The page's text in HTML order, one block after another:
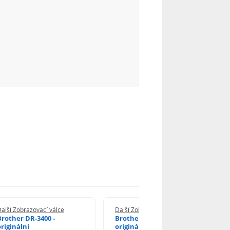
Zobrazovací válce
DR-3400 -
Další Zobrazovací válce
Brother DR-1030 -
originální